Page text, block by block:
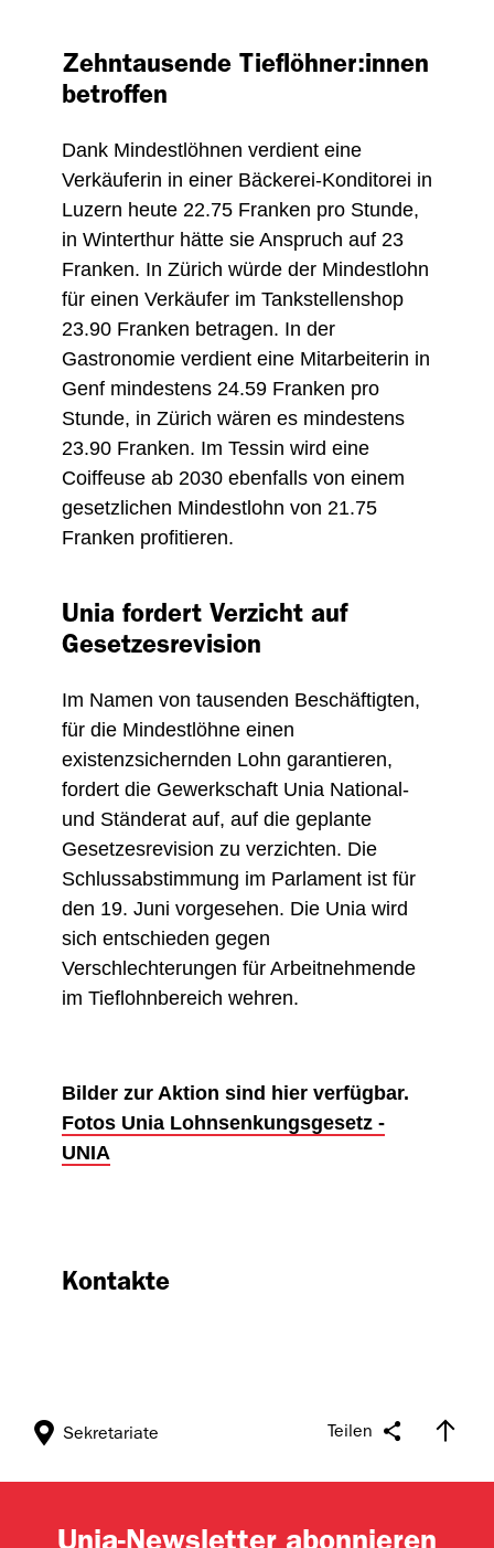
Zehntausende Tieflöhner:innen
betroffen
Dank Mindestlöhnen verdient eine
Verkäuferin in einer Bäckerei-Konditorei in
Luzern heute 22.75 Franken pro Stunde,
in Winterthur hätte sie Anspruch auf 23
Franken. In Zürich würde der Mindestlohn
für einen Verkäufer im Tankstellenshop
23.90 Franken betragen. In der
Gastronomie verdient eine Mitarbeiterin in
Genf mindestens 24.59 Franken pro
Stunde, in Zürich wären es mindestens
23.90 Franken. Im Tessin wird eine
Coiffeuse ab 2030 ebenfalls von einem
gesetzlichen Mindestlohn von 21.75
Franken profitieren.
Unia fordert Verzicht auf
Gesetzesrevision
Im Namen von tausenden Beschäftigten,
für die Mindestlöhne einen
existenzsichernden Lohn garantieren,
fordert die Gewerkschaft Unia National-
und Ständerat auf, auf die geplante
Gesetzesrevision zu verzichten. Die
Schlussabstimmung im Parlament ist für
den 19. Juni vorgesehen. Die Unia wird
sich entschieden gegen
Verschlechterungen für Arbeitnehmende
im Tieflohnbereich wehren.
Bilder zur Aktion sind hier verfügbar.
Fotos Unia Lohnsenkungsgesetz -
UNIA
Kontakte
Teilen
Sekretariate
Unia-Newsletter abonnieren